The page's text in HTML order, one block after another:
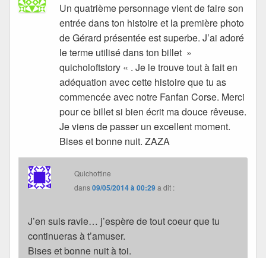
Un quatrième personnage vient de faire son
entrée dans ton histoire et la première photo
de Gérard présentée est superbe. J’ai adoré
le terme utilisé dans ton billet »
quicholoftstory « . Je le trouve tout à fait en
adéquation avec cette histoire que tu as
commencée avec notre Fanfan Corse. Merci
pour ce billet si bien écrit ma douce rêveuse.
Je viens de passer un excellent moment.
Bises et bonne nuit. ZAZA
Quichottine
dans09/05/2014 à 00:29a dit :
J’en suis ravie… j’espère de tout coeur que tu
continueras à t’amuser.
Bises et bonne nuit à toi.